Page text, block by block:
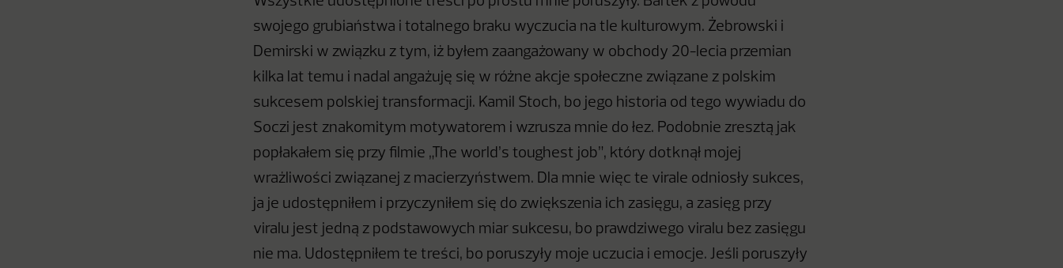
swojego grubiaństwa i totalnego braku wyczucia na tle kulturowym. Żebrowski i
Demirski w związku z tym, iż byłem zaangażowany w obchody 20-lecia przemian
kilka lat temu i nadal angażuję się w różne akcje społeczne związane z polskim
sukcesem polskiej transformacji. Kamil Stoch, bo jego historia od tego wywiadu do
Soczi jest znakomitym motywatorem i wzrusza mnie do łez. Podobnie zresztą jak
popłakałem się przy filmie „The world’s toughest job”, który dotknął mojej
wrażliwości związanej z macierzyństwem. Dla mnie więc te virale odniosły sukces,
ja je udostępniłem i przyczyniłem się do zwiększenia ich zasięgu, a zasięg przy
viralu jest jedną z podstawowych miar sukcesu, bo prawdziwego viralu bez zasięgu
nie ma. Udostępniłem te treści, bo poruszyły moje uczucia i emocje. Jeśli poruszyły